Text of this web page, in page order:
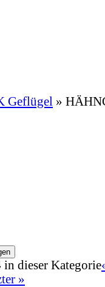
Geflügel »
in dieser Kategorie
»